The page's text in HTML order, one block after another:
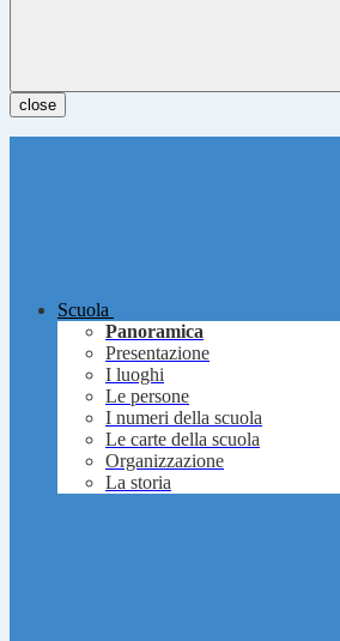
close
Scuola
Panoramica
Presentazione
I luoghi
Le persone
I numeri della scuola
Le carte della scuola
Organizzazione
La storia